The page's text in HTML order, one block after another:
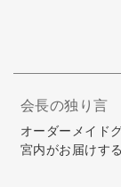
会長の独り言
オーダーメイド
宮内がお届けす